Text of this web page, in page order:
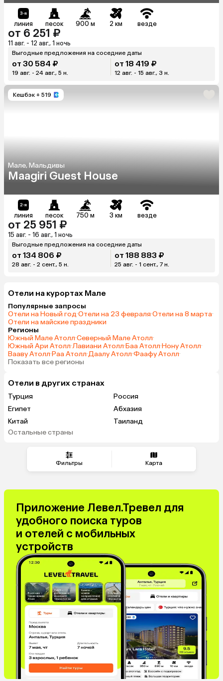
Фильтры Карта
линия песок 900 м 2 км везде
от 6 251 ₽
11 авг. - 12 авг., 1 ночь
Выгодные предложения на соседние даты
от 30 584 ₽
19 авг. - 24 авг., 5 н.
от 18 419 ₽
12 авг. - 15 авг., 3 н.
Кешбэк + 519
Мале, Мальдивы
Maagiri Guest House
линия песок 750 м 3 км везде
от 25 951 ₽
15 авг. - 16 авг., 1 ночь
Выгодные предложения на соседние даты
от 134 806 ₽
28 авг. - 2 сент., 5 н.
от 188 883 ₽
25 авг. - 1 сент., 7 н.
Отели на курортах Мале
Популярные запросы
Отели на Новый год·Отели на 23 февраля·Отели на 8 марта·
Отели на майские праздники
Регионы
Южный Мале Атолл·Северный Мале Атолл·
Южный Ари Атолл·Лавиани Атолл·Баа Атолл·Нону Атолл·
Вааву Атолл·Раа Атолл·Даалу Атолл·Фаафу Атолл·
Показать все регионы
Отели в других странах
Турция
Россия
Египет
Абхазия
Китай
Таиланд
Вьетнам
Мальдивы
Тунис
Индонезия
Беларусь
Азербайджан
Узбекистан
Черногория
Маврикий
Индия
Япония
Сербия
Малайзия
Марокко
Катар
Киргизия
Оман
Израиль
Гонконг
Саудовская Аравия
Бахрейн
Куба
Греция
Таджикистан
Италия
Испания
Остальные страны
Приложение Левел.Тревел для
удобного поиска туров
и отелей с мобильных
устройств